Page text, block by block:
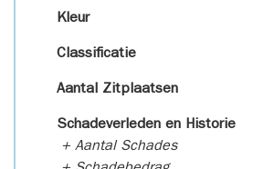
Kleur
Classificatie
Aantal Zitplaatsen
Schadeverleden en Historie
+ Aantal Schades